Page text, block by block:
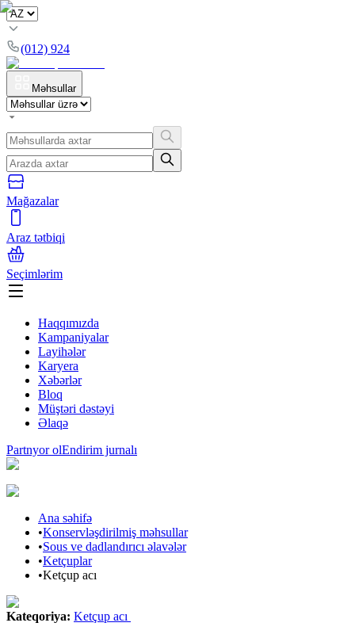
(012) 924
Məhsullar
Mağazalar
Araz tətbiqi
Seçimlərim
Haqqımızda
Kampaniyalar
Layihələr
Karyera
Xəbərlər
Bloq
Müştəri dəstəyi
Əlaqə
Partnyor olEndirim jurnalı
Ana səhifə
•Konservləşdirilmiş məhsullar
•Sous ve dadlandırıcı əlavələr
•Ketçuplar
•Ketçup acı
Kateqoriya: Ketçup acı